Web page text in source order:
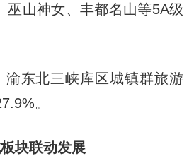
巫山神女、丰都名山等5A级
东北三峡库区城镇群旅游
。
块联动发展